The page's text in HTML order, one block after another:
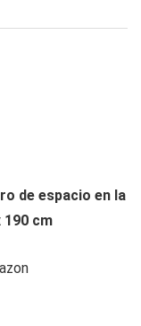
de espacio en la
190 cm